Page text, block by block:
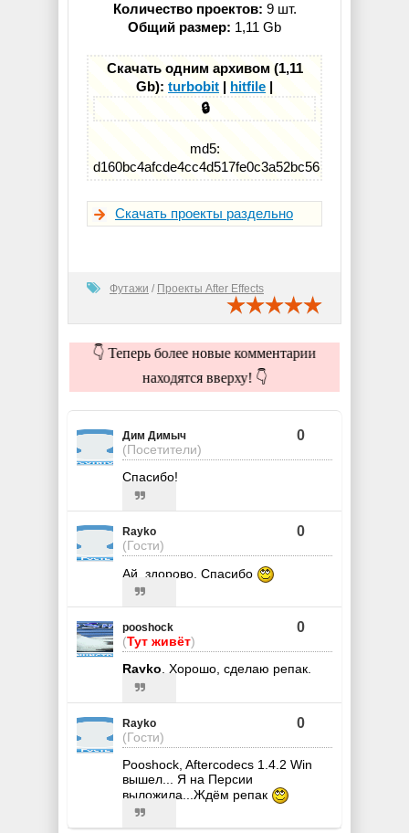
Количество проектов: 9 шт.
Общий размер: 1,11 Gb
Скачать одним архивом (1,11
Gb): turbobit | hitfile |
🔒
md5:
d160bc4afcde4cc4d517fe0c3a52bc56
Скачать проекты раздельно
Футажи / Проекты After Effects
👇 Теперь более новые комментарии
находятся вверху! 👇
Дим Димыч
(Посетители)
0
Спасибо!
Rayko
(Гости)
0
Ай, здорово. Спасибо
pooshock
(Тут живёт)
0
Rayko , Хорошо, сделаю репак.
Rayko
(Гости)
0
Pooshock, Aftercodecs 1.4.2 Win
вышел... Я на Персии
выложила...Ждём репак